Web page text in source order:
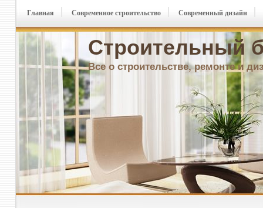
Строительный
Все о строительстве, ремонте и
Главная Современное строительство Современный дизайн